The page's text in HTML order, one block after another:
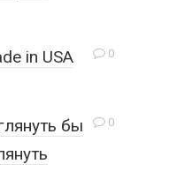
0
in USA
0
бы